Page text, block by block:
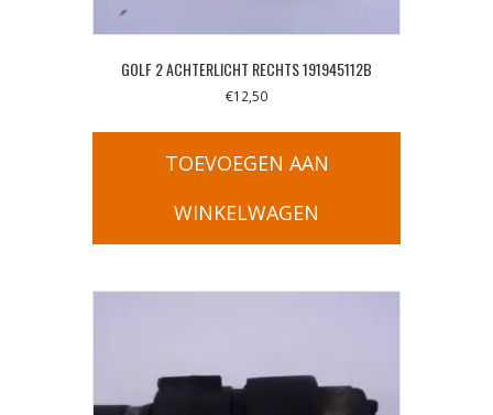
GOLF 2 ACHTERLICHT RECHTS 191945112B
€12,50
TOEVOEGEN AAN
WINKELWAGEN